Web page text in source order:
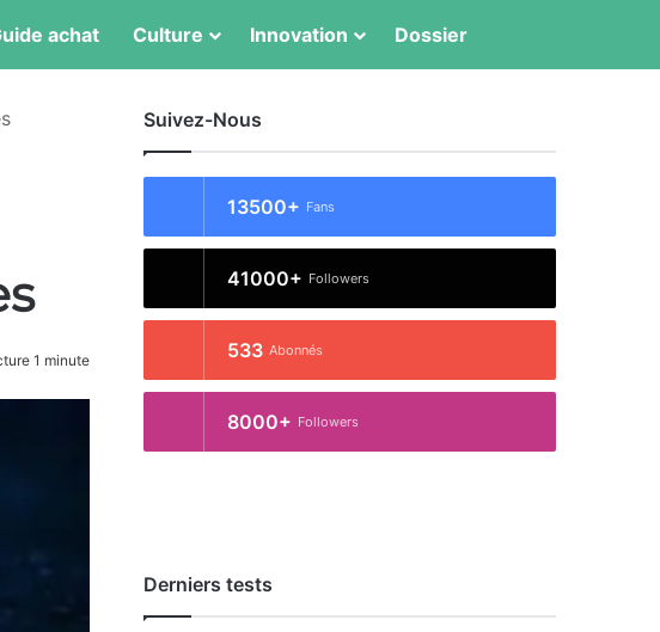
achat Culture Innovation Dossier
1 minute
Suivez-Nous
13500+ Fans
41000+ Followers
533 Abonnés
8000+ Followers
Derniers tests